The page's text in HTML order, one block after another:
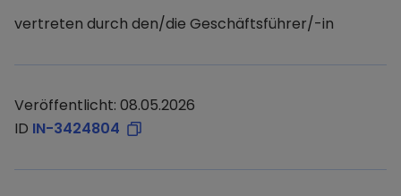
vertreten durch den/die Geschäftsführer/-in
Veröffentlicht: 08.05.2026
ID IN-3424804